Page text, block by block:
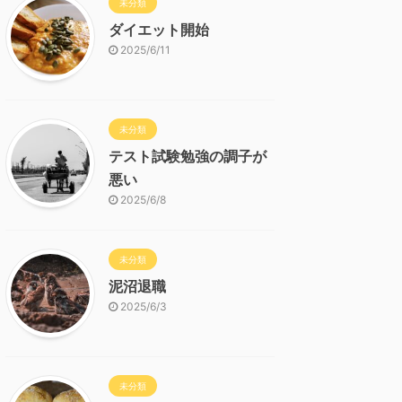
未分類
ダイエット開始
2025/6/11
未分類
テスト試験勉強の調子が
悪い
2025/6/8
未分類
泥沼退職
2025/6/3
未分類